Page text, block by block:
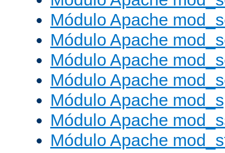
Módulo Apache
Módulo Apache
Módulo Apache
Módulo Apache
Módulo Apache
Módulo Apache
Módulo Apache